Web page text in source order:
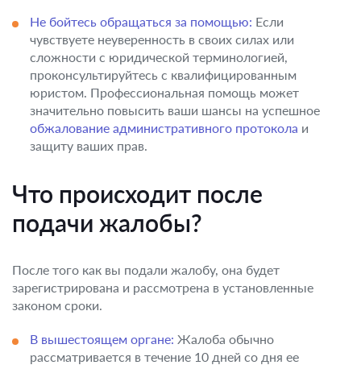
Не бойтесь обращаться за помощью: Если
чувствуете неуверенность в своих силах или
сложности с юридической терминологией,
проконсультируйтесь с квалифицированным
юристом. Профессиональная помощь может
значительно повысить ваши шансы на успешное
обжалование административного протокола и
защиту ваших прав.
Что происходит после
подачи жалобы?
После того как вы подали жалобу, она будет
зарегистрирована и рассмотрена в установленные
законом сроки.
В вышестоящем органе: Жалоба обычно
рассматривается в течение 10 дней со дня ее